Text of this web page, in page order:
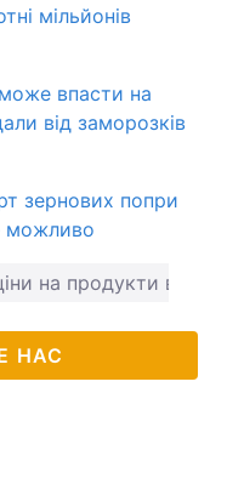
мільйонів
впасти на
від заморозків
зернових попри
можливо
на продукти в
НАС